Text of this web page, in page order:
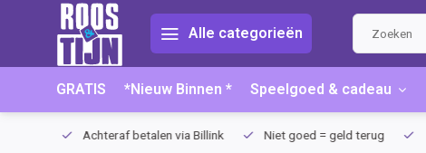
Alle categorieën
GRATIS *Nieuw Binnen * Speelgoed & cadeau
Achteraf betalen via Billink Niet goed = geld terug